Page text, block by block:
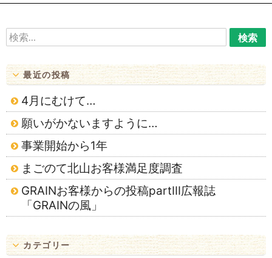
ョ
検
索:
最近の投稿
4月にむけて…
願いがかないますように…
事業開始から1年
まごのて北山お客様満足度調査
GRAINお客様からの投稿partⅢ広報誌
「GRAINの風」
カテゴリー